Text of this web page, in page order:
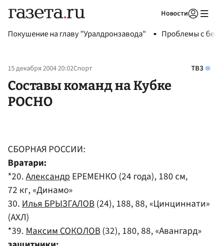
Новости
Покушение на главу "Уралдронзавода" Проблемы с
15 декабря 2004 20:02Спорт ТВЗ
Составы команд на Кубке
РОСНО
СБОРНАЯ РОССИИ:
Вратари:
*20.АлександрЕРЕМЕНКО (24 года), 180 см,
72 кг, «Динамо»
30.Илья БРЫЗГАЛОВ(24), 188, 88, «Цинциннати»
(АХЛ)
*39.Максим СОКОЛОВ(32), 180, 88, «Авангард»